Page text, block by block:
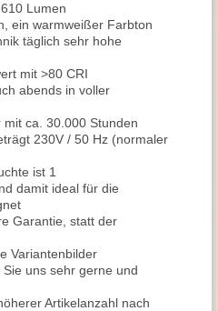
Lumen
ein warmweißer Farbton
täglich sehr hohe
mit >80 CRI
abends in voller
ca. 30.000 Stunden
230V / 50 Hz (normaler
ist 1
damit ideal für die
Garantie, statt der
Variantenbilder
uns sehr gerne und
Artikelanzahl nach